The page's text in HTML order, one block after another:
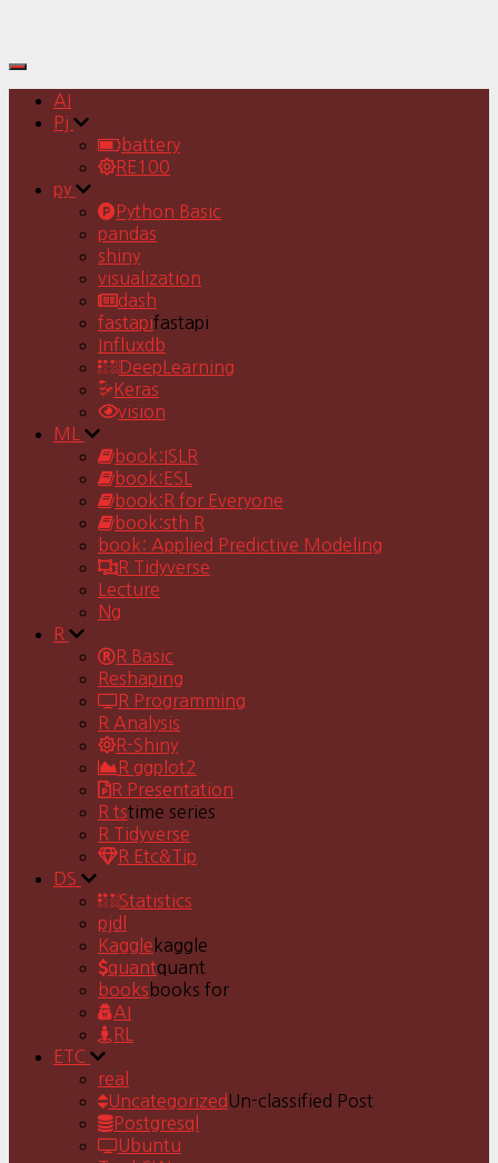
Toggle
Navigation
AI
Pj
battery
RE100
py
Python Basic
pandas
shiny
visualization
dash
fastapifastapi
Influxdb
DeepLearning
Keras
vision
ML
book:ISLR
book:ESL
book:R for Everyone
book:sth R
book: Applied Predictive Modeling
R Tidyverse
Lecture
Ng
R
R Basic
Reshaping
R Programming
R Analysis
R-Shiny
R ggplot2
R Presentation
R tstime series
R Tidyverse
R Etc&Tip
DS
Statistics
pjdl
Kaggle kaggle
quantquant
books books for
AI
RL
ETC
real
Uncategorized Un-classified Post
Postgresql
Ubuntu